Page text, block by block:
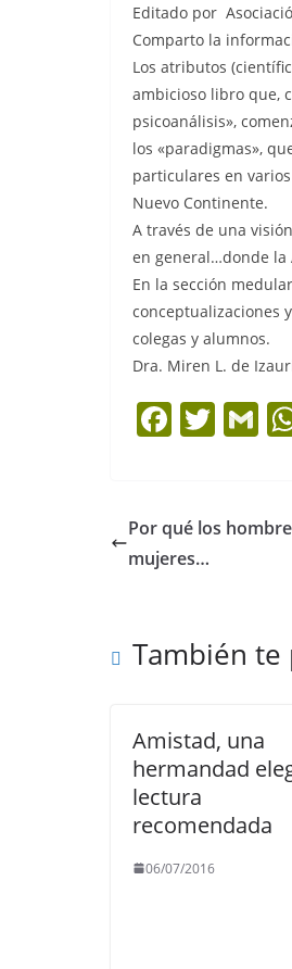
Editado por
Comparto la
Los atributos
ambicioso libro que,
psicoanálisis»,
los «paradigmas»,
particulares en
Nuevo Continente.
A través de una
en general…donde la
En la sección
conceptualizaciones
colegas y alumnos.
Dra. Miren L. de
F
e
b
k
T
er
G
l
Por qué los
mujeres…
También te
Amistad, una
hermandad
lectura
recomendada
06/07/2016